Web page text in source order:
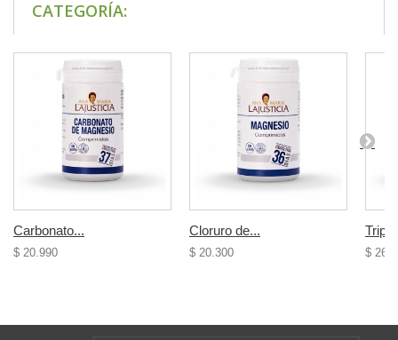
CATEGORÍA:
Carbonato...
$ 20.990
Cloruro de...
$ 20.300 $